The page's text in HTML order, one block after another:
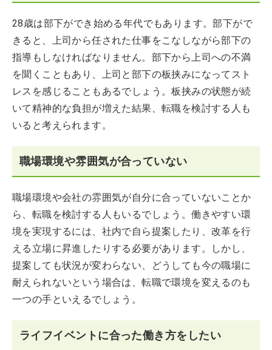
28歳は部下ができ始める年代でもあります。部下がで
きると、上司から任された仕事をこなしながら部下の
指導もしなければなりません。部下から上司への不満
を聞くこともあり、上司と部下の板挟みになってスト
レスを感じることもあるでしょう。板挟みの状態が続
いて精神的な負担が増えた結果、転職を検討する人も
いると考えられます。
職場環境や雰囲気が合っていない
職場環境や会社の雰囲気が自分に合っていないことか
ら、転職を検討する人もいるでしょう。働きやすい環
境を実現するには、社内で自ら提案したり、改革を行
える立場に昇進したりする必要があります。しかし、
提案しても状況が変わらない、どうしても今の職場に
耐えられないという場合は、転職で環境を変えるのも
一つの手といえるでしょう。
ライフイベントに合った働き方をしたい